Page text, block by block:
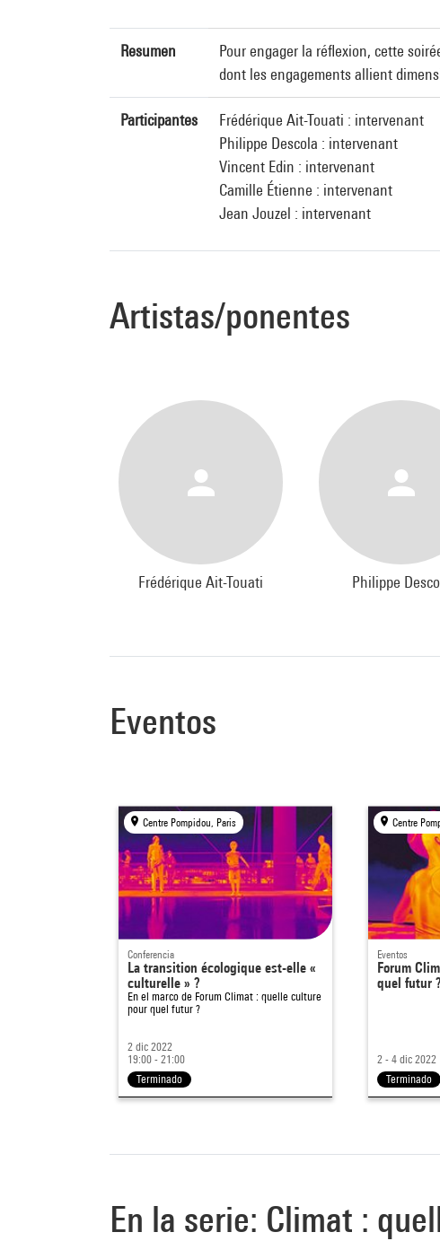
Resumen
Pour engager la réflexion, cette
dont les engagements allient
Participantes
Frédérique Ait-Touati : intervenant
Philippe Descola : intervenant
Vincent Edin : intervenant
Camille Étienne : intervenant
Jean Jouzel : intervenant
Artistas/ponentes
Frédérique Ait-Touati Philippe
Eventos
Centre Pompidou, Paris
Conferencia
La transition écologique est-elle «
culturelle » ?
En el marco de Forum Climat : quelle culture
pour quel futur ?
2 dic 2022
19:00 - 21:00
Terminado
Centre
Eventos
Forum
quel futur ?
2 - 4 dic 2022
Terminado
En la serie: Climat :